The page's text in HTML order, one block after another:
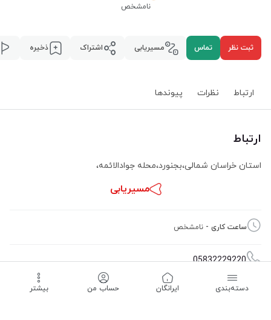
نامشخص
ثبت نظر تماس مسیریابی اشتراک ذخیره
ارتباط نظرات پیوند‌ها
ارتباط
استان خراسان شمالی،بجنورد،محله جوادالائمه،
مسیریابی
ساعت کاری - نامشخص
05832229220
دسته‌بندی ‌ایرانگان حساب من بیشتر